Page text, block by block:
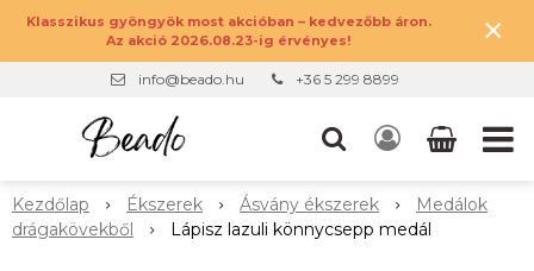
Klasszikus gyöngyök most akcióban – kedvezőbb áron.
Az akció 2026.08.23-ig érvényes!
×
info@beado.hu +36 5 299 8899
Kezdőlap Ékszerek Ásvány ékszerek
Medálok
drágakövekből
Lápisz lazuli könnycsepp medál